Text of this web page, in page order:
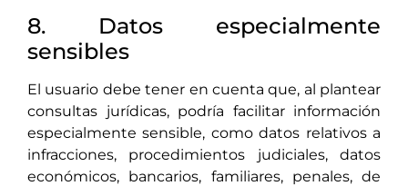
8. Datos especialmente
sensibles
El usuario debe tener en cuenta que, al plantear
consultas jurídicas, podría facilitar información
especialmente sensible, como datos relativos a
infracciones, procedimientos judiciales, datos
económicos, bancarios, familiares, penales, de